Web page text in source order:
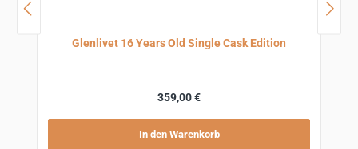
Glenlivet 16 Years Old Single Cask Edition
Regulärer Preis:
359,00 €
In den Warenkorb